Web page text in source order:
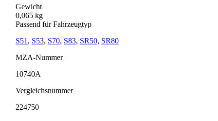
Gewicht
0,065 kg
Passend für Fahrzeugtyp
S51 , S53, S70, S83, SR50, SR80
MZA-Nummer
10740A
Vergleichsnummer
224750